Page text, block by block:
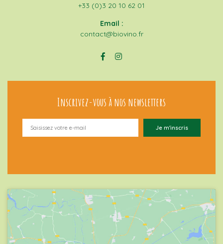
+33 (0)3 20 10 62 01
Email :
contact@biovino.fr
Inscrivez-vous à nos newsletters